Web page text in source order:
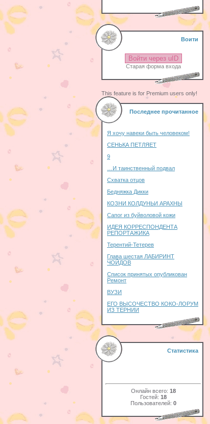
Воити
Войти через uID
Старая форма входа
This feature is for Premium users only!
Последнее прочитанное
Я хочу навеки быть человеком!
СЕНЬКА ПЕТЛЯЕТ
9
…И таинственный подвал
Схватка отцов
Бедняжка Дикки
КОЗНИ КОЛДУНЬИ АРАХНЫ
Сапог из буйволовой кожи
ИДЕЯ КОРРЕСПОНДЕНТА
РЕПОРТАЖИКА
Терентий-Тетерев
Глава шестая ЛАБИРИНТ
ЧОЙДОВ
Список принятых опубликован
Ремонт
ВУЗИ
ЕГО ВЫСОЧЕСТВО КОКО-ЛОРУМ
ИЗ ТЕРНИИ
Статистика
Онлайн всего: 18
Гостей: 18
Пользователей: 0